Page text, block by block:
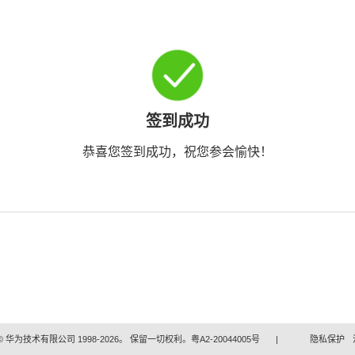
签到成功
恭喜您签到成功，祝您参会愉快！
华为技术有限公司 1998-2026。 保留一切权利。粤A2-20044005号 | 隐私保护